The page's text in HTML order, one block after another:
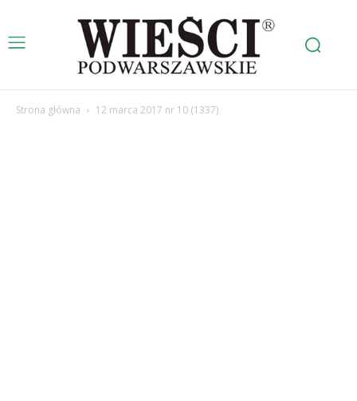
Strona główna 12 marca 2017 nr 10 (1337)